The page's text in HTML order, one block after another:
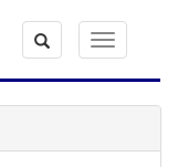
Toggle
navigation